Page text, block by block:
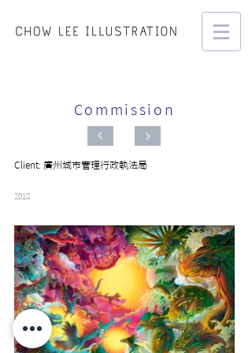
Commission
Client: 廣州城市管理行政執法局
2018